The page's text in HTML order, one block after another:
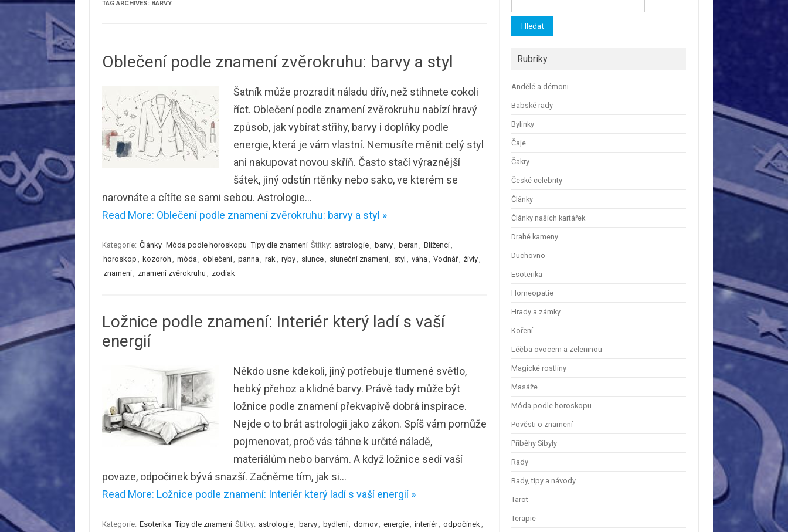
TAG ARCHIVES: BARVY
Oblečení podle znamení zvěrokruhu: barvy a styl
Šatník může prozradit náladu dřív, než stihnete cokoli
říct. Oblečení podle znamení zvěrokruhu nabízí hravý
způsob, jak vybírat střihy, barvy i doplňky podle
energie, která je vám vlastní. Nemusíte měnit celý styl
ani nakupovat novou skříň. Často stačí výraznější
šátek, jiný odstín rtěnky nebo sako, ve kterém se
narovnáte a cítíte se sami sebou. Astrologie…
Read More: Oblečení podle znamení zvěrokruhu: barvy a styl »
Kategorie: Články Móda podle horoskopu Tipy dle znamení Štítky: astrologie, barvy, beran , Blíženci,
horoskop , kozoroh , móda , oblečení, panna , rak, ryby, slunce, sluneční znamení, styl , váha , Vodnář, živly,
znamení, znamení zvěrokruhu , zodiak
Ložnice podle znamení: Interiér který ladí s vaší
energií
Někdo usne kdekoli, jiný potřebuje tlumené světlo,
hebký přehoz a klidné barvy. Právě tady může být
ložnice podle znamení překvapivě dobrá inspirace.
Nejde o to brát astrologii jako zákon. Spíš vám pomůže
pojmenovat, proč vás táhne k určité náladě,
materiálům nebo barvám. A když ložnice sedí vaší
povaze, odpočinek bývá snazší. Začněme tím, jak si…
Read More: Ložnice podle znamení: Interiér který ladí s vaší energií »
Kategorie: Esoterika Tipy dle znamení Štítky: astrologie, barvy, bydlení, domov, energie, interiér, odpočinek,
Rubriky
Andělé a démoni
Babské rady
Bylinky
Čaje
Čakry
České celebrity
Články
Články našich kartářek
Drahé kameny
Duchovno
Esoterika
Homeopatie
Hrady a zámky
Koření
Léčba ovocem a zeleninou
Magické rostliny
Masáže
Móda podle horoskopu
Pověsti o znamení
Příběhy Sibyly
Rady
Rady, tipy a návody
Tarot
Terapie